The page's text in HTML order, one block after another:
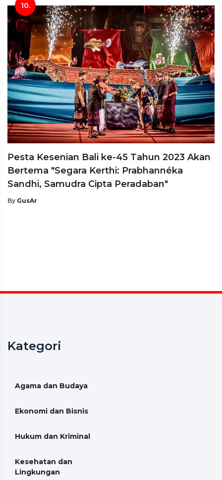
10.
Pesta Kesenian Bali ke-45 Tahun 2023 Akan
Bertema "Segara Kerthi: Prabhannéka
Sandhi, Samudra Cipta Peradaban"
By GusAr
Kategori
Agama dan Budaya
Ekonomi dan Bisnis
Hukum dan Kriminal
Kesehatan dan
Lingkungan